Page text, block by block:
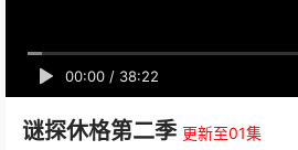
00:00 / 38:22
谜探休格第二季 更新至01集